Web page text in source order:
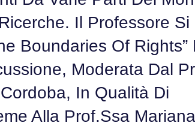
Il Professore Si
Boundaries Of Rights”
Moderata Dal
In Qualità Di
Alla Prof.ssa